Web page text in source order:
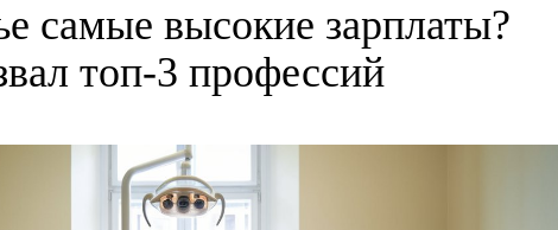
самые высокие зарплаты?
топ-3 профессий